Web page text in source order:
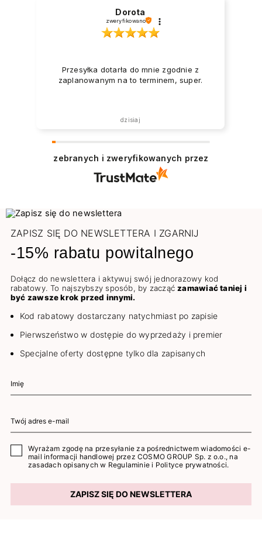
Dorota
zweryfikowano
Przesyłka dotarła do mnie zgodnie z
zaplanowanym na to terminem, super.
dzisiaj
zebranych i zweryfikowanych przez
ZAPISZ SIĘ DO NEWSLETTERA I ZGARNIJ
-15% rabatu powitalnego
Dołącz do newslettera i aktywuj swój jednorazowy kod
rabatowy. To najszybszy sposób, by zacząćzamawiać taniej i
być zawsze krok przed innymi.
Kod rabatowy dostarczany natychmiast po zapisie
Pierwszeństwo w dostępie do wyprzedaży i premier
Specjalne oferty dostępne tylko dla zapisanych
Wyrażam zgodę na przesyłanie za pośrednictwem wiadomości e-
mail informacji handlowej przez COSMO GROUP Sp. z o.o., na
zasadach opisanych w Regulaminie i Polityce prywatności.
ZAPISZ SIĘ DO NEWSLETTERA